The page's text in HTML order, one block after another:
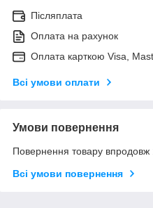
Післяплата
Оплата на рахунок
Оплата карткою Visa,
Всі умови оплати
Умови повернення
Повернення товару впродовж
Всі умови повернення